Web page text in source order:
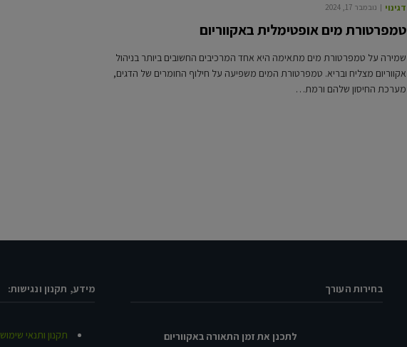
דגי נוי נובמבר 17, 2024
טמפרטורת מים אופטימלית באקווריום
שמירה על טמפרטורת מים מתאימה היא אחד המרכיבים החשובים ביותר בניהול
אקווריום מצליח ובריא. טמפרטורת המים משפיעה על חילוף החומרים של הדגים,
מערכת החיסון שלהם ורמת…
בחירות העורך
לתכנן את זמן התאורה באקווריום
מידע, תקנון ונגישות:
תקנון ותנאי שימוש